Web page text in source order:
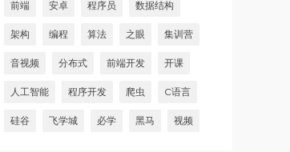
前端 安卓 程序员 数据结构
架构 编程 算法 之眼 集训营
音视频 分布式 前端开发 开课
人工智能 程序开发 爬虫 C语言
硅谷 飞学城 必学 黑马 视频